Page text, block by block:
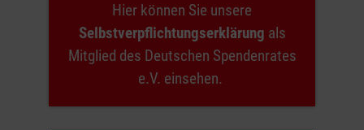
Hier können Sie unsere
Selbstverpflichtungserklärung als
Mitglied des Deutschen Spendenrates
e.V. einsehen.